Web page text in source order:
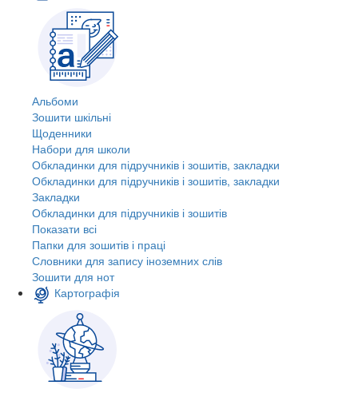
Альбоми
Зошити шкільні
Щоденники
Набори для школи
Обкладинки для підручників і зошитів, закладки
Обкладинки для підручників і зошитів, закладки
Закладки
Обкладинки для підручників і зошитів
Показати всі
Папки для зошитів і праці
Словники для запису іноземних слів
Зошити для нот
Картографія